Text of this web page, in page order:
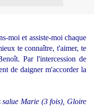
moi et assiste-moi chaque
te connaître, t'aimer, te
Par l'intercession de
de daigner m'accorder la
salue Marie (3 fois), Gloire